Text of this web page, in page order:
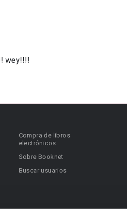
wey!!!!
Compra de libros
electrónicos
Sobre Booknet
Buscar usuarios